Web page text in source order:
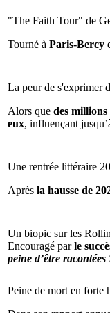
"The Faith Tour" de
Tourné à Paris-Bercy
La peur de s'exprimer
Alors que des
eux, influençant
Une rentrée littéraire
Après la hausse de
Un biopic sur les
Encouragé parle
peine d’être racontées
Peine de mort en forte